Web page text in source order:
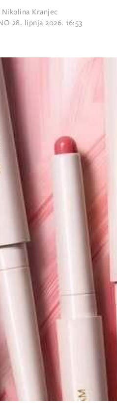
Nikolina Kranjec
28. lipnja 2026. 16:53